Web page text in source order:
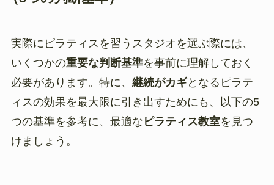
実際にピラティスを習うスタジオを選ぶ際には、
いくつかの重要な判断基準を事前に理解しておく
必要があります。特に、 継続がカギとなるピラテ
ィスの効果を最大限に引き出すためにも、以下の5
つの基準を参考に、最適な ピラティス教室を見つ
けましょう。